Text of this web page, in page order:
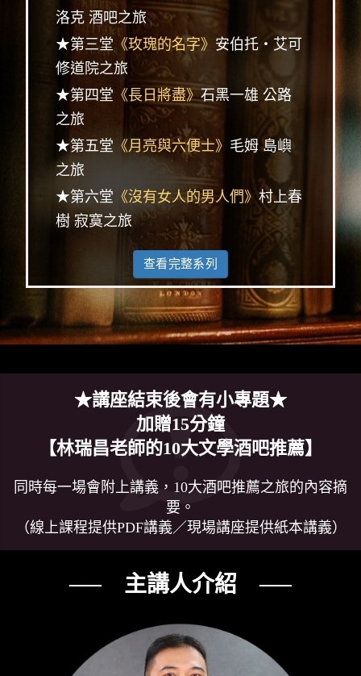
洛克 酒吧之旅
★第三堂 《玫瑰的名字》 安伯托‧艾可
修道院之旅
★第四堂 《長日將盡》石黑一雄 公路
之旅
★第五堂 《月亮與六便士》 毛姆 島嶼
之旅
★第六堂 《沒有女人的男人們》村上春
樹 寂寞之旅
查看完整系列
★講座結束後會有小專題★
加贈15分鐘
【林瑞昌老師的10大文學酒吧推薦】
同時每一場會附上講義，10大酒吧推薦之旅的內容摘
要。
（線上課程提供PDF講義／現場講座提供紙本講義）
── 主講人介紹 ──